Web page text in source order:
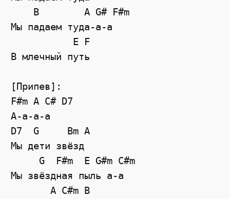
    B        A G# F#m
Мы падаем туда-а-а
           E F
В млечный путь
[Припев]:
F#m A C# D7
А-а-а-а
D7  G     Bm A
Мы дети звёзд
     G  F#m  E G#m C#m
Мы звёздная пыль а-а
       A C#m B